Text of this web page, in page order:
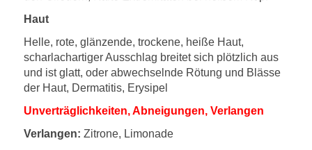
Haut
Helle, rote, glänzende, trockene, heiße Haut,
scharlachartiger Ausschlag breitet sich plötzlich aus
und ist glatt, oder abwechselnde Rötung und Blässe
der Haut, Dermatitis, Erysipel
Unverträglichkeiten, Abneigungen, Verlangen
Verlangen: Zitrone, Limonade